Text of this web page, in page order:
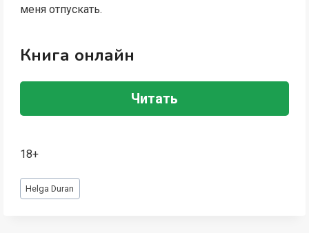
меня отпускать.
Книга онлайн
Читать
18+
Метки
записи:
Helga Duran